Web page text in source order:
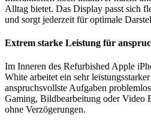
Alltag bietet. Das Display passt sich
und sorgt jederzeit für optimale
Extrem starke Leistung für
Im Inneren des Refurbished Apple
White arbeitet ein sehr
anspruchsvollste Aufgaben
Gaming, Bildbearbeitung oder Video
ohne Verzögerungen.